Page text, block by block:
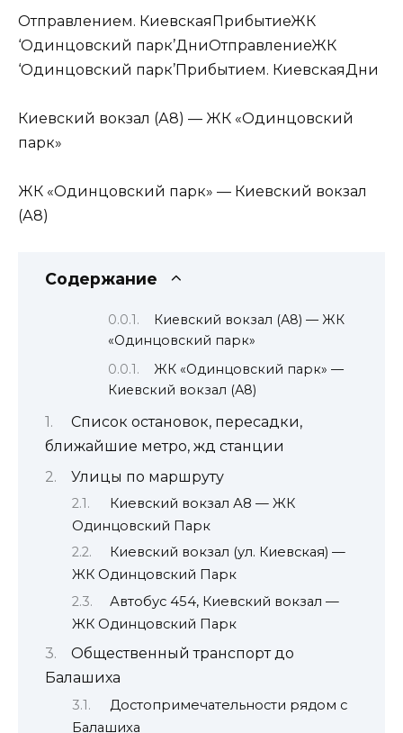
Отправлением. КиевскаяПрибытиеЖК
‘Одинцовский парк’ДниОтправлениеЖК
‘Одинцовский парк’Прибытием. КиевскаяДни
Киевский вокзал (А8) — ЖК «Одинцовский
парк»
ЖК «Одинцовский парк» — Киевский вокзал
(А8)
Содержание
Киевский вокзал (А8) — ЖК
«Одинцовский парк»
ЖК «Одинцовский парк» —
Киевский вокзал (А8)
Список остановок, пересадки,
ближайшие метро, жд станции
Улицы по маршруту
Киевский вокзал А8 — ЖК
Одинцовский Парк
Киевский вокзал (ул. Киевская) —
ЖК Одинцовский Парк
Автобус 454, Киевский вокзал —
ЖК Одинцовский Парк
Общественный транспорт до
Балашиха
Достопримечательности рядом с
Балашиха